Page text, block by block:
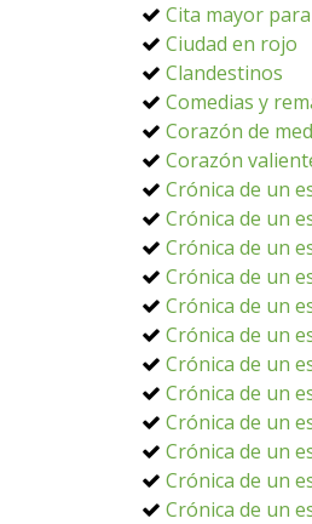
Cita mayor
Ciudad en rojo
Clandestinos
Comedias y
Corazón de
Corazón
Crónica de un
Crónica de un
Crónica de un
Crónica de un
Crónica de un
Crónica de un
Crónica de un
Crónica de un
Crónica de un
Crónica de un
Crónica de un
Crónica de un